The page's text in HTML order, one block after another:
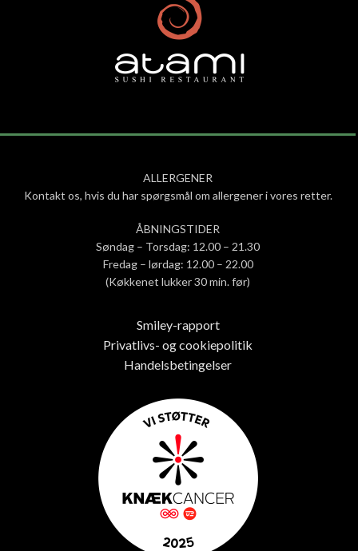
ALLERGENER
Kontakt os, hvis du har spørgsmål om allergener i vores retter.
ÅBNINGSTIDER
Søndag – Torsdag: 12.00 – 21.30
Fredag – lørdag: 12.00 – 22.00
(Køkkenet lukker 30 min. før)
Smiley-rapport
Privatlivs- og cookiepolitik
Handelsbetingelser